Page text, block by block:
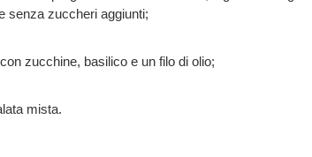
senza zuccheri aggiunti;
zucchine, basilico e un filo di olio;
mista.